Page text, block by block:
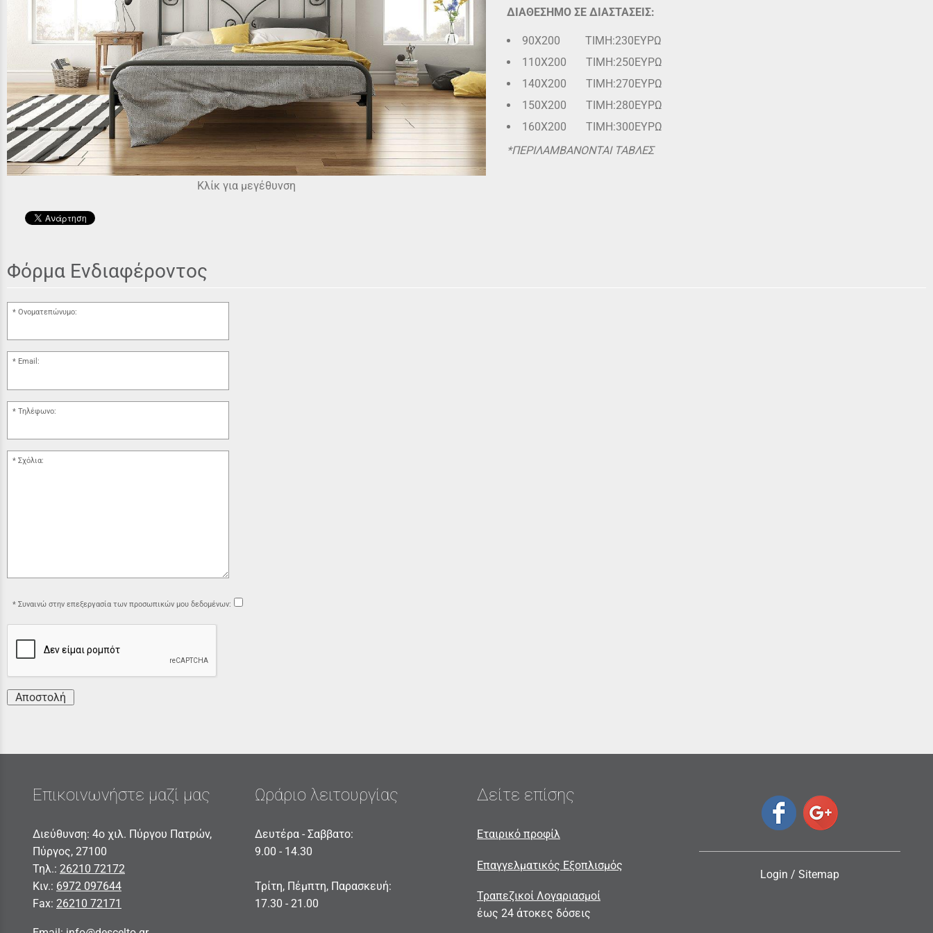
Κλίκ για μεγέθυνση
ΔΙΑΘΕΣΗΜΟ ΣΕ ΔΙΑΣΤΑΣΕΙΣ:
90Χ200 ΤΙΜΗ:230ΕΥΡΩ
110Χ200 ΤΙΜΗ:250ΕΥΡΩ
140Χ200 ΤΙΜΗ:270ΕΥΡΩ
150Χ200 ΤΙΜΗ:280ΕΥΡΩ
160Χ200 ΤΙΜΗ:300ΕΥΡΩ
*ΠΕΡΙΛΑΜΒΑΝΟΝΤΑΙ ΤΑΒΛΕΣ
Φόρμα Ενδιαφέροντος
Ονοματεπώνυμο:
Email:
Τηλέφωνο:
Σχόλια:
Συναινώ στην επεξεργασία των προσωπικών μου δεδομένων:
Αποστολή
Επικοινωνήστε μαζί μας
Διεύθυνση: 4ο χιλ. Πύργου Πατρών,
Πύργος, 27100
Τηλ.: 26210 72172
Κιν.: 6972 097644
Fax: 26210 72171
Ωράριο λειτουργίας
Δευτέρα - Σαββατο:
9.00 - 14.30
Τρίτη, Πέμπτη, Παρασκευή:
17.30 - 21.00
Δείτε επίσης
Εταιρικό προφίλ
Επαγγελματικός Εξοπλισμός
Τραπεζικοί Λογαριασμοί
έως 24 άτοκες δόσεις
Login / Sitemap